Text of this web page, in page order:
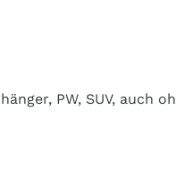
PW, SUV, auch